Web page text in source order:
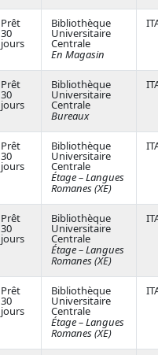
Prêt
30
jours
Bibliothèque
Universitaire
Centrale
En Magasin
Prêt
30
jours
Bibliothèque
Universitaire
Centrale
Bureaux
Prêt
30
jours
Bibliothèque
Universitaire
Centrale
Étage – Langues
Romanes (XE)
Prêt
30
jours
Bibliothèque
Universitaire
Centrale
Étage – Langues
Romanes (XE)
Prêt
30
jours
Bibliothèque
Universitaire
Centrale
Étage – Langues
Romanes (XE)